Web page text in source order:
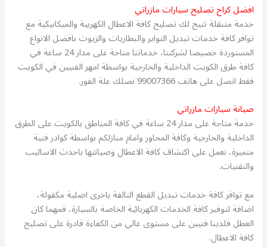
افضل كراح تصليح سيارات مازراتي
خدمة متنقلة تتيح لك تصليح كافة الاعطال الكهربية والميكانيكية مع
توافر كافة خدمات تبديل التواير والبطاريات والزيوت بافضل الانواع
المستوردة خصيصا لشركتنا، خدماتنا متاحة على مدار 24 ساعة في
كافة طرق الكويت الداخلية والخارجية بواسطة امهر الفنيين في الكويت
فقط اتصل على هاتف 99007366 نصلك علة الفور.
صيانة سيارات مازراتي
خدمة متاحة على مدار 24 ساعة في كافة المناطق بالكويت على الطرق
الداخلية والخارجية وكافة المحاور وامام منازلكم بواسطة كوادر فنية
متميزة، نعمل على اكتشاف كافة الاعطال وصيانتها باحدث الاساليب
والتقنيات.
مع توافر كافة خدمات تبديل القطع التالفة باخرى اصلية مكفولة،
اضافة لتوفير كافة الخدمات الكهربائية الخاصة بالسيارة، فمهما كان
العطل فلدينا فنيين على مستوى عالي من الكفاءة قادرة على تصليح
كافة الاعطال.